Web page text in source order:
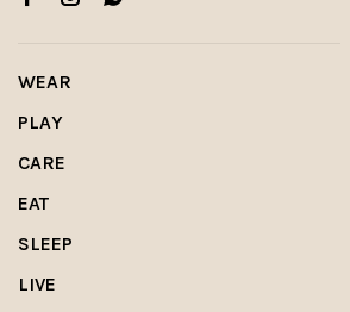
WEAR
PLAY
CARE
EAT
SLEEP
LIVE